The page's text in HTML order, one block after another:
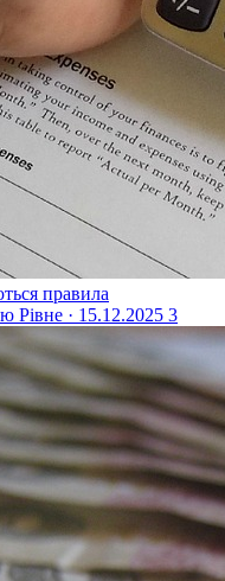
правила
Рівне · 15.12.2025 3